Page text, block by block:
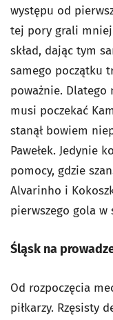
występu od
tej pory grali
skład, dając tym
samego początku
poważnie.
musi poczekać
stanął bowiem
Pawełek. Jedynie
pomocy, gdzie
Alvarinho i
pierwszego gola w
Śląsk na
Od rozpoczęcia
piłkarzy. Rzęsisty